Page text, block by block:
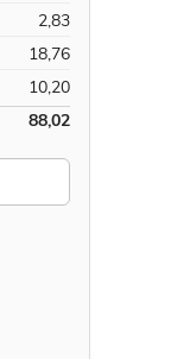
2,83
18,76
10,20
88,02